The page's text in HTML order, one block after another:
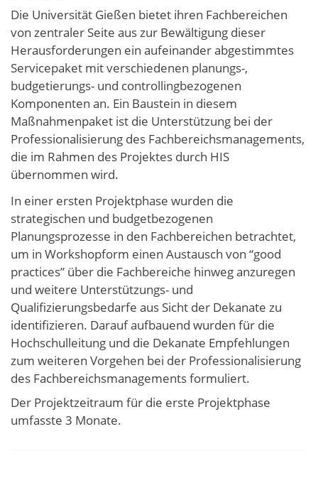
Die Universität Gießen bietet ihren Fachbereichen
von zentraler Seite aus zur Bewältigung dieser
Herausforderungen ein aufeinander abgestimmtes
Servicepaket mit verschiedenen planungs-,
budgetierungs- und controllingbezogenen
Komponenten an. Ein Baustein in diesem
Maßnahmenpaket ist die Unterstützung bei der
Professionalisierung des Fachbereichsmanagements,
die im Rahmen des Projektes durch HIS
übernommen wird.
In einer ersten Projektphase wurden die
strategischen und budgetbezogenen
Planungsprozesse in den Fachbereichen betrachtet,
um in Workshopform einen Austausch von “good
practices” über die Fachbereiche hinweg anzuregen
und weitere Unterstützungs- und
Qualifizierungsbedarfe aus Sicht der Dekanate zu
identifizieren. Darauf aufbauend wurden für die
Hochschulleitung und die Dekanate Empfehlungen
zum weiteren Vorgehen bei der Professionalisierung
des Fachbereichsmanagements formuliert.
Der Projektzeitraum für die erste Projektphase
umfasste 3 Monate.